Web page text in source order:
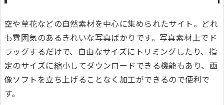
空や草花などの自然素材を中心に集められたサイト。どれ
も雰囲気のあるきれいな写真ばかりです。写真素材上でド
ラッグするだけで、自由なサイズにトリミングしたり、指
定のサイズに縮小してダウンロードできる機能もあり、画
像ソフトを立ち上げることなく加工ができるので便利で
す。